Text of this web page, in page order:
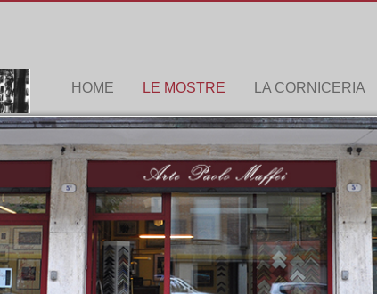
HOME LE MOSTRE LA CORNICERIA